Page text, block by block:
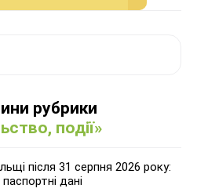
рубрики
події»
після 31 серпня 2026 року:
дані